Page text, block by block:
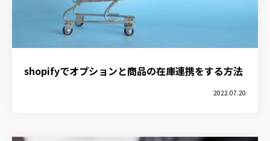
shopifyでオプションと商品の在庫連携をする方法
2022.07.20